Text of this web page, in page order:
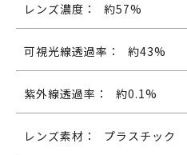
レンズ濃度： 約57%
可視光線透過率： 約43%
紫外線透過率： 約0.1%
レンズ素材： プラスチック